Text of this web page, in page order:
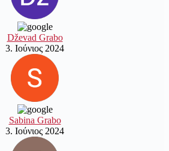
Dževad Grabo
3. Ιούνιος 2024
Sabina Grabo
3. Ιούνιος 2024